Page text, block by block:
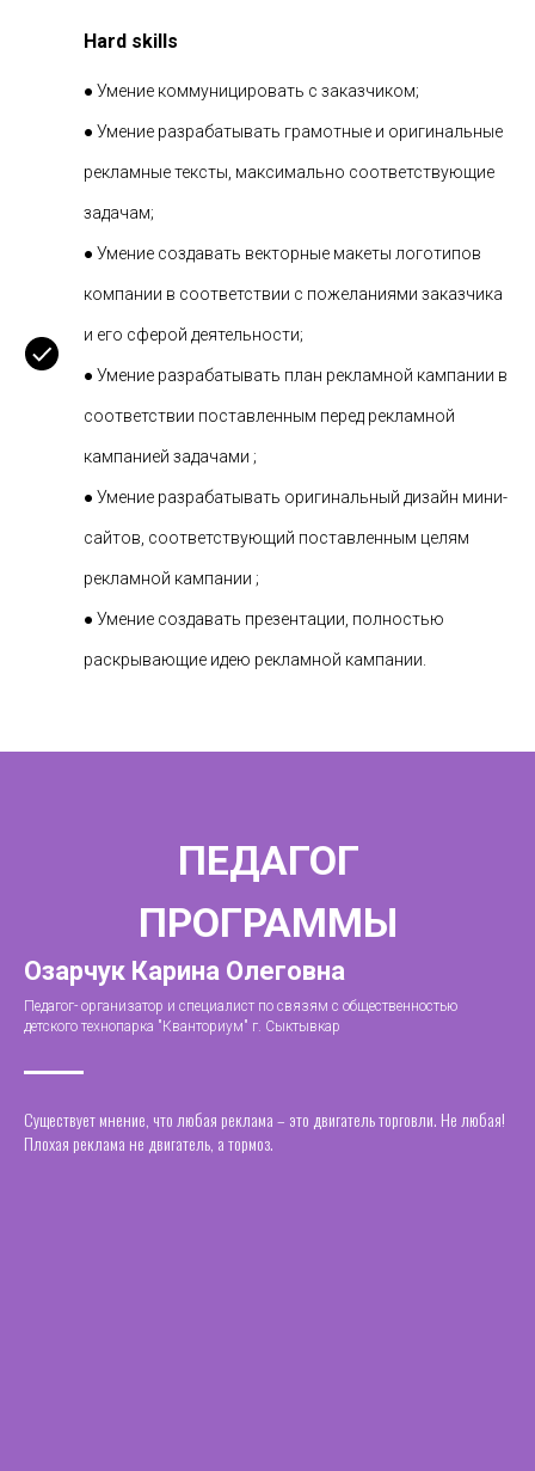
Hard skills
● Умение коммуницировать с заказчиком;
● Умение разрабатывать грамотные и оригинальные
рекламные тексты, максимально соответствующие
задачам;
● Умение создавать векторные макеты логотипов
компании в соответствии с пожеланиями заказчика
и его сферой деятельности;
● Умение разрабатывать план рекламной кампании в
соответствии поставленным перед рекламной
кампанией задачами ;
● Умение разрабатывать оригинальный дизайн мини-
сайтов, соответствующий поставленным целям
рекламной кампании ;
● Умение создавать презентации, полностью
раскрывающие идею рекламной кампании.
ПЕДАГОГ
ПРОГРАММЫ
Озарчук Карина Олеговна
Педагог- организатор и специалист по связям с общественностью
детского технопарка "Кванториум" г. Сыктывкар
Существует мнение, что любая реклама – это двигатель торговли. Не любая!
Плохая реклама не двигатель, а тормоз.